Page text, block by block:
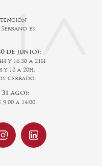
es:
de junio):
y 16.30 a 21h.
y 18 a 20h.
cerrado.
ago):
a 14:00